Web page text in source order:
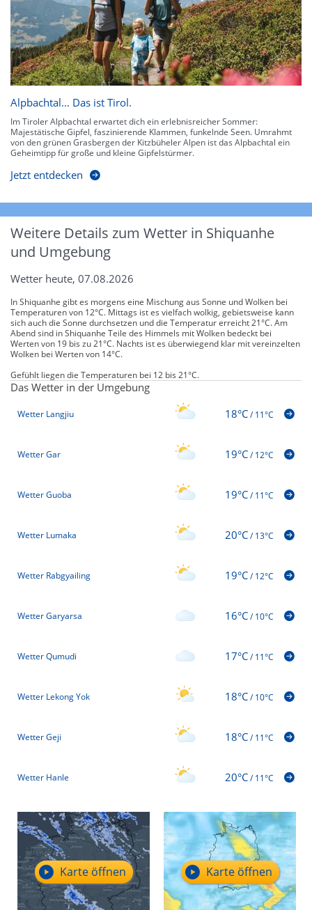
Alpbachtal… Das ist Tirol.
Im Tiroler Alpbachtal erwartet dich ein erlebnisreicher Sommer:
Majestätische Gipfel, faszinierende Klammen, funkelnde Seen. Umrahmt
von den grünen Grasbergen der Kitzbüheler Alpen ist das Alpbachtal ein
Geheimtipp für große und kleine Gipfelstürmer.
Jetzt entdecken
Weitere Details zum Wetter in Shiquanhe
und Umgebung
Wetter heute, 07.08.2026
In Shiquanhe gibt es morgens eine Mischung aus Sonne und Wolken bei
Temperaturen von 12°C. Mittags ist es vielfach wolkig, gebietsweise kann
sich auch die Sonne durchsetzen und die Temperatur erreicht 21°C. Am
Abend sind in Shiquanhe Teile des Himmels mit Wolken bedeckt bei
Werten von 19 bis zu 21°C. Nachts ist es überwiegend klar mit vereinzelten
Wolken bei Werten von 14°C.
Gefühlt liegen die Temperaturen bei 12 bis 21°C.
Das Wetter in der Umgebung
Wetter Langjiu 18°C/11°C
Wetter Gar 19°C/12°C
Wetter Guoba 19°C/11°C
Wetter Lumaka 20°C/13°C
Wetter Rabgyailing 19°C/12°C
Wetter Garyarsa 16°C/10°C
Wetter Qumudi 17°C/11°C
Wetter Lekong Yok 18°C/10°C
Wetter Geji 18°C/11°C
Wetter Hanle 20°C/11°C
Karte öffnen Karte öffnen